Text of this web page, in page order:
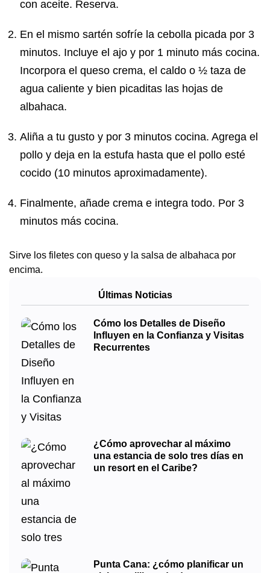
con aceite. Reserva.
En el mismo sartén sofríe la cebolla picada por 3
minutos. Incluye el ajo y por 1 minuto más cocina.
Incorpora el queso crema, el caldo o ½ taza de
agua caliente y bien picaditas las hojas de
albahaca.
Aliña a tu gusto y por 3 minutos cocina. Agrega el
pollo y deja en la estufa hasta que el pollo esté
cocido (10 minutos aproximadamente).
Finalmente, añade crema e integra todo. Por 3
minutos más cocina.
Sirve los filetes con queso y la salsa de albahaca por
encima.
Últimas Noticias
Cómo los Detalles de Diseño
Influyen en la Confianza y Visitas
Recurrentes
¿Cómo aprovechar al máximo
una estancia de solo tres días en
un resort en el Caribe?
Punta Cana: ¿cómo planificar un